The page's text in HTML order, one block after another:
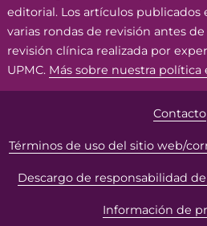
editorial. Los artículos publicados
varias rondas de revisión antes
revisión clínica realizada por
UPMC. Más sobre nuestra política
Contacto
Términos de uso del sitio web/
Descargo de responsabilidad
Información de